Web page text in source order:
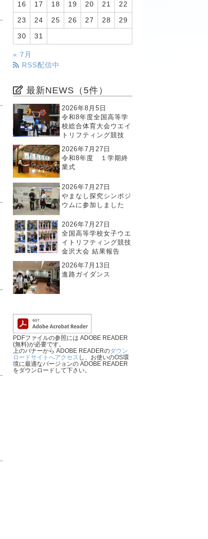
16 17 18 19 20 21 22
23 24 25 26 27 28 29
30 31
« 7月
RSS配信中
最新NEWS（5件）
2026年8月5日
令和8年度全国高等学
校総合体育大会ウエイ
トリフティング競技
2026年7月27日
令和8年度 １学期終
業式
2026年7月27日
やまなし探究シンポジ
ウムに参加しました
2026年7月27日
全国高等学校女子ウエ
イトリフティング競技
金沢大会 結果報告
2026年7月13日
進路ガイダンス
PDFファイルの参照には ADOBE READER
(無料)が必要です。
上のバナーから ADOBE READERのダウン
ロードサイトへアクセス し、お使いのOS環
境に最適なバージョンの ADOBE READER
をダウンロードして下さい。